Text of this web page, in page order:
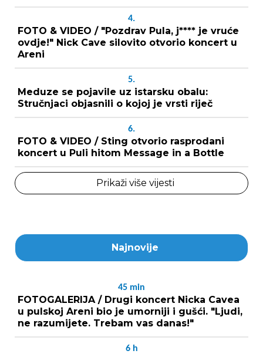
4.
FOTO & VIDEO / "Pozdrav Pula, j**** je vruće
ovdje!" Nick Cave silovito otvorio koncert u
Areni
5.
Meduze se pojavile uz istarsku obalu:
Stručnjaci objasnili o kojoj je vrsti riječ
6.
FOTO & VIDEO / Sting otvorio rasprodani
koncert u Puli hitom Message in a Bottle
Prikaži više vijesti
Najnovije
45 min
FOTOGALERIJA / Drugi koncert Nicka Cavea
u pulskoj Areni bio je umorniji i gušći. "Ljudi,
ne razumijete. Trebam vas danas!"
6 h